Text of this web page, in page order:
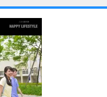
見ない。
の方法
原因は、行動しないから。
方法